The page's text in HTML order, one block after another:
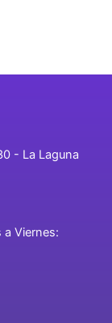
- La Laguna
a Viernes: